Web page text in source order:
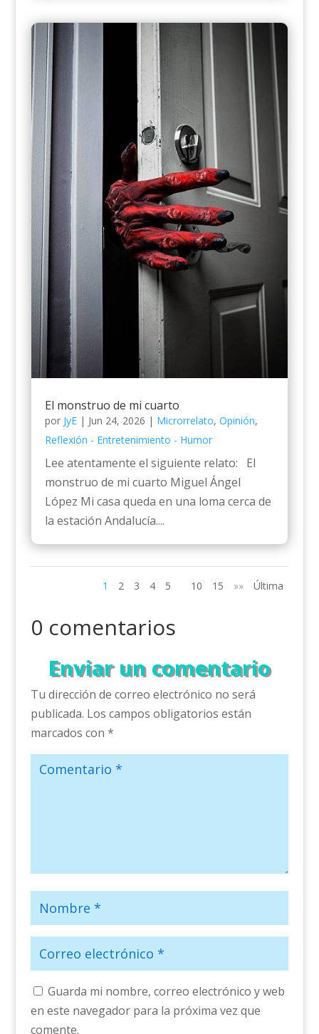
El monstruo de mi cuarto
por JyE| Jun 24, 2026 | Microrrelato, Opinión,
Reflexión - Entretenimiento - Humor
Lee atentamente el siguiente relato: El
monstruo de mi cuarto Miguel Ángel
López Mi casa queda en una loma cerca de
la estación Andalucía....
1 2 3 4 5 10 15 »» Última
0 comentarios
Enviar un comentario
Tu dirección de correo electrónico no será
publicada. Los campos obligatorios están
marcados con *
Guarda mi nombre, correo electrónico y web
en este navegador para la próxima vez que
comente.